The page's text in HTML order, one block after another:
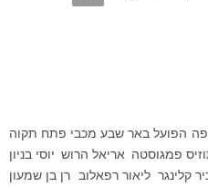
הפועל באר שבע מכבי פתח תקוה
פמגוסטה אריאל הרוש יוסי בניון
קלינגר ליאור רפאלוב
רן בן שמעון